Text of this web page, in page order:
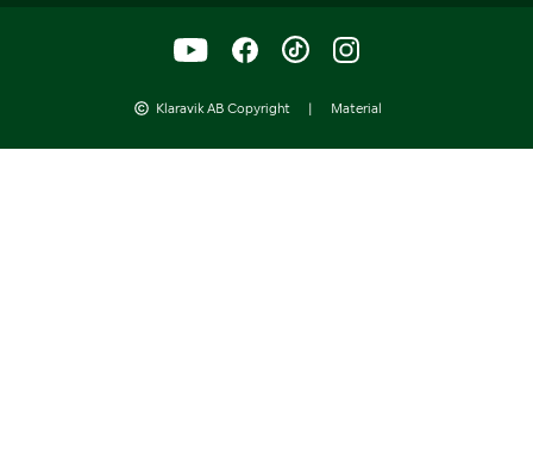
Klaravik AB Copyright | Material